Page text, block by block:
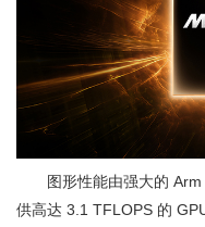
图形性能由强大的 Arm
供高达 3.1 TFLOPS 的